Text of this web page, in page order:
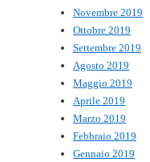
Novembre 2019
Ottobre 2019
Settembre 2019
Agosto 2019
Maggio 2019
Aprile 2019
Marzo 2019
Febbraio 2019
Gennaio 2019